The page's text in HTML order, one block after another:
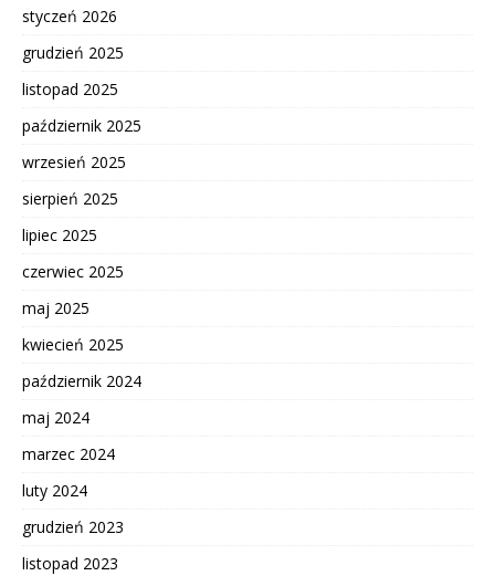
styczeń 2026
grudzień 2025
listopad 2025
październik 2025
wrzesień 2025
sierpień 2025
lipiec 2025
czerwiec 2025
maj 2025
kwiecień 2025
październik 2024
maj 2024
marzec 2024
luty 2024
grudzień 2023
listopad 2023